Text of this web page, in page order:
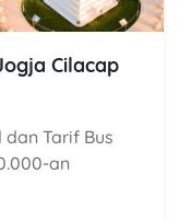
Cilacap
Tarif Bus
an